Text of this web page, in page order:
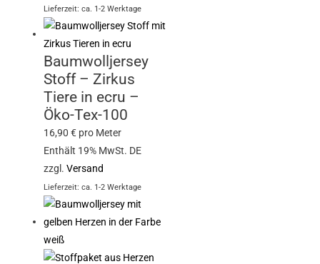
Lieferzeit: ca. 1-2 Werktage
Baumwolljersey
Stoff – Zirkus
Tiere in ecru –
Öko-Tex-100
16,90€ pro Meter
Enthält 19% MwSt. DE
zzgl.Versand
Lieferzeit: ca. 1-2 Werktage